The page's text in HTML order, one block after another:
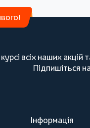
всіх наших акцій
Підпишіться
Інформація